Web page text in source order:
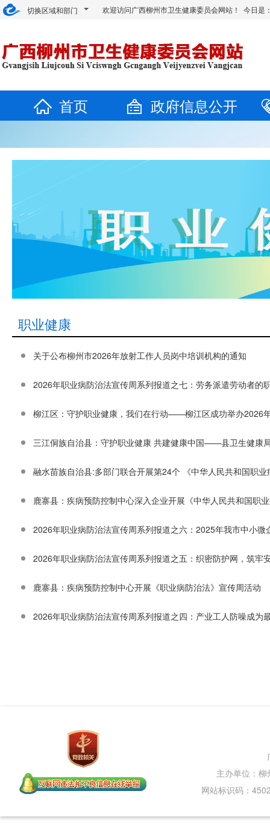
切换区域和部门 欢迎访问广西柳州市卫生健康委员会网站！ 今日是
首页 政府信息公开
职业健康
关于公布柳州市2026年放射工作人员岗中培训机构的通知
2026年职业病防治法宣传周系列报道之七：劳务派遣劳动者的
柳江区：守护职业健康，我们在行动——柳江区成功举办2026
三江侗族自治县：守护职业健康 共建健康中国——县卫生健康
融水苗族自治县:多部门联合开展第24个 《中华人民共和国职
鹿寨县：疾病预防控制中心深入企业开展《中华人民共和国职
2026年职业病防治法宣传周系列报道之六：2025年我市中小微
2026年职业病防治法宣传周系列报道之五：织密防护网，筑
​鹿寨县：疾病预防控制中心开展《职业病防治法》宣传周活动
2026年职业病防治法宣传周系列报道之四：产业工人防噪成为
主办单位：
网站标识码：